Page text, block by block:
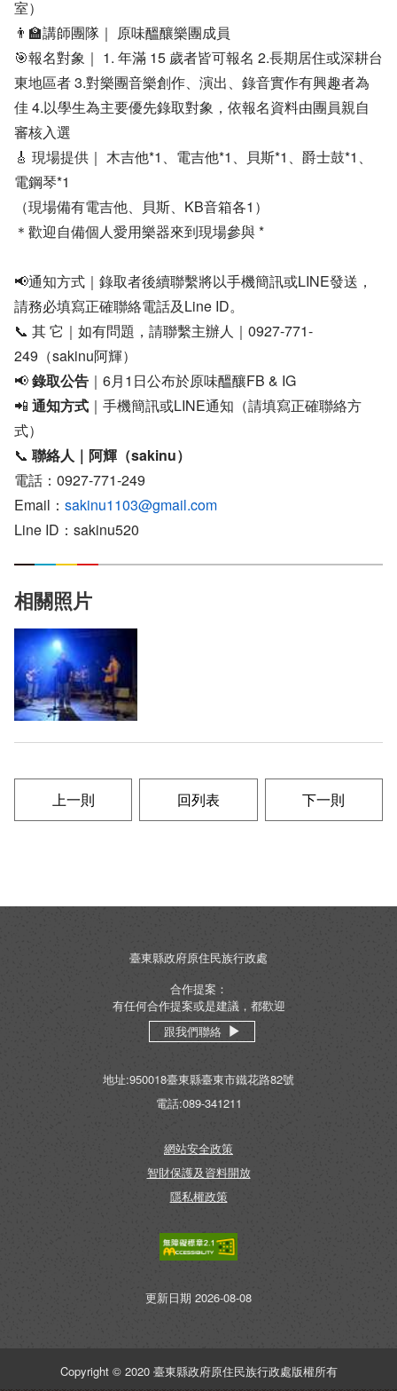
室）
👨‍🏫講師團隊｜ 原味醞釀樂團成員
🎯報名對象｜ 1. 年滿 15 歲者皆可報名 2.長期居住或深耕台
東地區者 3.對樂團音樂創作、演出、錄音實作有興趣者為
佳 4.以學生為主要優先錄取對象，依報名資料由團員親自
審核入選
🎸 現場提供｜ 木吉他*1、電吉他*1、貝斯*1、爵士鼓*1、
電鋼琴*1
（現場備有電吉他、貝斯、KB音箱各1）
＊歡迎自備個人愛用樂器來到現場參與 *
📢通知方式｜錄取者後續聯繫將以手機簡訊或LINE發送，
請務必填寫正確聯絡電話及Line ID。
📞 其 它｜如有問題，請聯繫主辦人｜0927-771-
249（sakinu阿輝）
📢錄取公告 ｜6月1日公布於原味醞釀FB & IG
📲 通知方式 ｜手機簡訊或LINE通知（請填寫正確聯絡方
式）
📞 聯絡人｜阿輝（sakinu）
電話：0927-771-249
Email： sakinu1103@gmail.com
Line ID：sakinu520
相關照片
上一則 回列表 下一則
臺東縣政府原住民族行政處
合作提案：
有任何合作提案或是建議，都歡迎
跟我們聯絡
地址:950018臺東縣臺東市鐵花路82號
電話:089-341211
網站安全政策
智財保護及資料開放
隱私權政策
更新日期 2026-08-08
Copyright © 2020 臺東縣政府原住民族行政處版權所有